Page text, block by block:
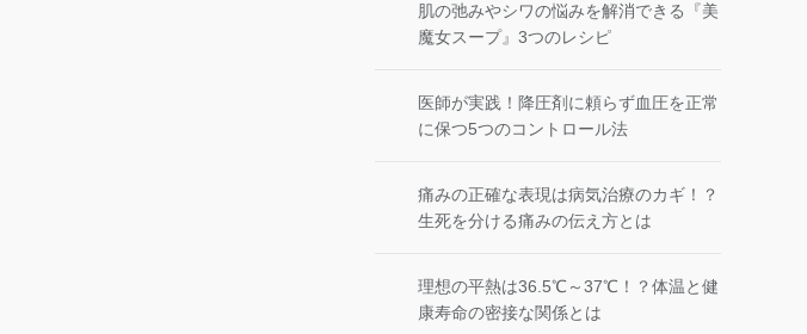
肌の弛みやシワの悩みを解消できる『美
魔女スープ』3つのレシピ
医師が実践！降圧剤に頼らず血圧を正常
に保つ5つのコントロール法
痛みの正確な表現は病気治療のカギ！？
生死を分ける痛みの伝え方とは
理想の平熱は36.5℃～37℃！？体温と健
康寿命の密接な関係とは